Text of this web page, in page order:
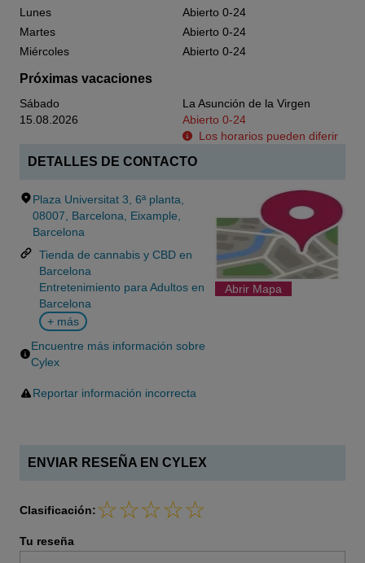
Lunes
Abierto 0-24
Martes
Abierto 0-24
Miércoles
Abierto 0-24
Próximas vacaciones
Sábado
La Asunción de la Virgen
15.08.2026
Abierto 0-24
Los horarios pueden diferir
DETALLES DE CONTACTO
Plaza Universitat 3, 6ª planta,
08007, Barcelona, Eixample,
Barcelona
Tienda de cannabis y CBD en
Barcelona
Entretenimiento para Adultos en
Barcelona
+ más
Encuentre más información sobre
Cylex
Reportar información incorrecta
Abrir Mapa
ENVIAR RESEÑA EN CYLEX
Clasificación:
Tu reseña